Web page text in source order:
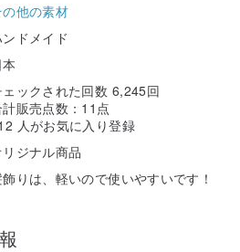
の他の素材
ドメイド
本
ェックされた回数 6,245回
販売点数：11点
人がお気に入り登録
リジナル商品
りは、軽いので使いやすいです！